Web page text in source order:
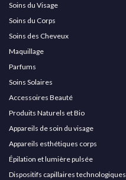
Soins du Visage
Soins du Corps
Soins des Cheveux
Maquillage
Parfums
Soins Solaires
Accessoires Beauté
Produits Naturels et Bio
Appareils de soin du visage
Appareils esthétiques corps
Épilation et lumière pulsée
Dispositifs capillaires technologiques